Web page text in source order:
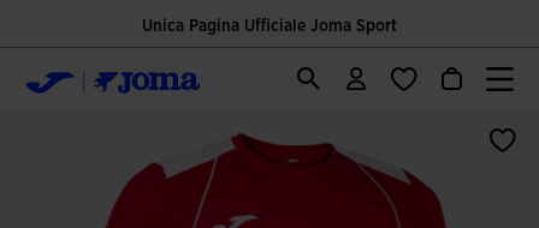
Unica Pagina Ufficiale Joma Sport